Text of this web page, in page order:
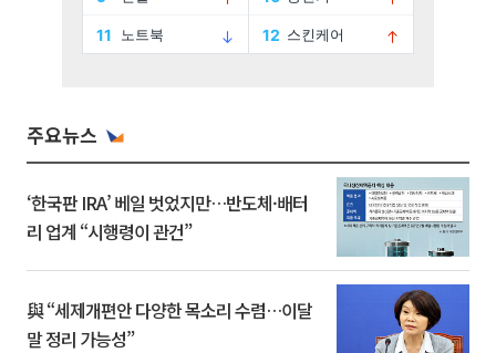
주요뉴스
‘한국판 IRA’ 베일 벗었지만…반도체·배터
리 업계 “시행령이 관건”
與 “세제개편안 다양한 목소리 수렴…이달
말 정리 가능성”